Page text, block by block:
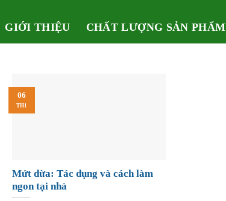
GIỚI THIỆU CHẤT LƯỢNG SẢN PHẨM
Mứt dừa: Tác dụng và cách làm
ngon tại nhà
06
TH1